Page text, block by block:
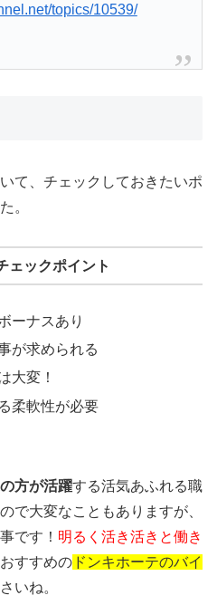
topics/10539/
て、チェックしておきたいポ
。
ェックポイント
ーナスあり
が求められる
大変！
柔軟性が必要
方が活躍する活気あふれる職
で大変なこともありますが、
です！ 明るく活き活きと働き
すすめの ドンキホーテのバイ
いね。